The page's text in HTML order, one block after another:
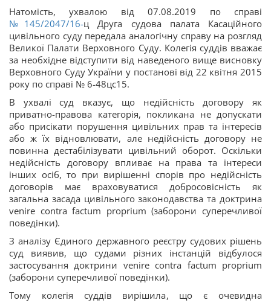
Натомість, ухвалою від 07.08.2019 по справі
№145/2047/16-ц Друга судова палата Касаційного
цивільного суду передала аналогічну справу на розгляд
Великої Палати Верховного Суду. Колегія суддів вважає
за необхідне відступити від наведеного вище висновку
Верховного Суду України у постанові від 22 квітня 2015
року по справі № 6-48цс15.
В ухвалі суд вказує, що недійсність договору як
приватно-правова категорія, покликана не допускати
або присікати порушення цивільних прав та інтересів
або ж їх відновлювати, але недійсність договору не
повинна дестабілізувати цивільний оборот. Оскільки
недійсність договору впливає на права та інтереси
інших осіб, то при вирішенні спорів про недійсність
договорів має враховуватися добросовісність як
загальна засада цивільного законодавства та доктрина
venire contra factum proprium (заборони суперечливої
поведінки).
З аналізу Єдиного державного реєстру судових рішень
суд виявив, що судами різних інстанцій відбулося
застосування доктрини venire contra factum proprium
(заборони суперечливої поведінки).
Тому колегія суддів вирішила, що є очевидна